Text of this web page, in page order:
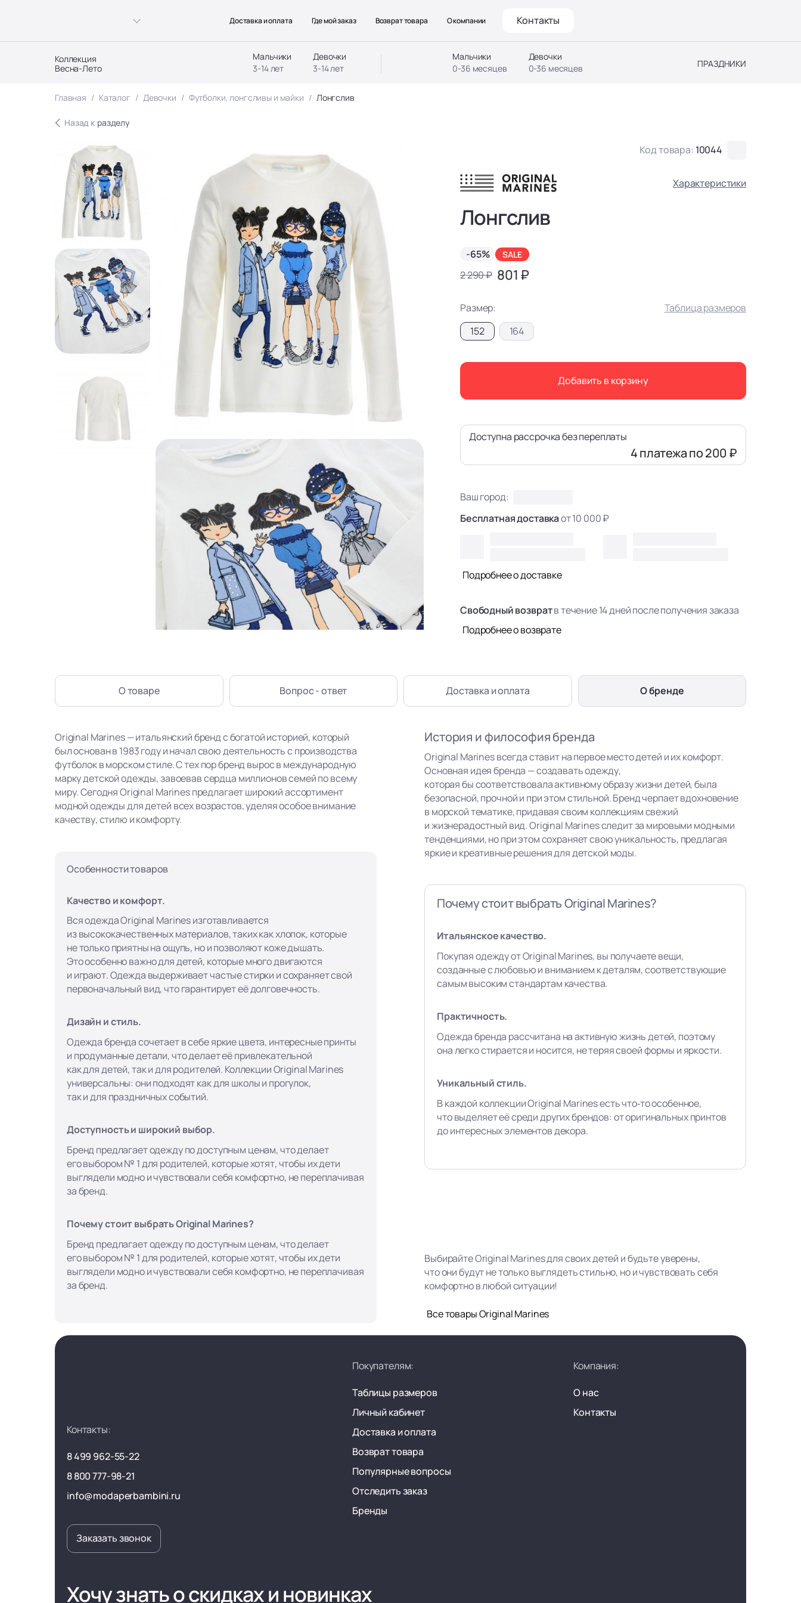
Коллекция
Весна-Лето
Мальчики
3-14 лет
Девочки
3-14 лет
Мальчики
0-36 месяцев
Девочки
0-36 месяцев
ПРАЗДНИКИ
Доставка и оплата Где мой заказ Возврат товара О компании Контакты
Главная Каталог Девочки Футболки, лонгсливы и майки Лонгслив
Назад к разделу
Код товара: 10044
Характеристики
Лонгслив
-65% SALE
2 290 ₽ 801 ₽
Размер:
Таблица размеров
152
164
Добавить в корзину
Доступна рассрочка без переплаты
4 платежапо 200 ₽
Ваш город:
Бесплатная доставкаот 10 000 ₽
Подробнее о доставке
Свободный возвратв течение 14 дней после получения заказа
Подробнее о возврате
О товаре Вопрос - ответ Доставка и оплата О бренде
Original Marines — итальянский бренд с богатой историей, который
был основан в 1983 году и начал свою деятельность с производства
футболок в морском стиле. С тех пор бренд вырос в международную
марку детской одежды, завоевав сердца миллионов семей по всему
миру. Сегодня Original Marines предлагает широкий ассортимент
модной одежды для детей всех возрастов, уделяя особое внимание
качеству, стилю и комфорту.
Особенности товаров
Качество и комфорт.
Вся одежда Original Marines изготавливается
из высококачественных материалов, таких как хлопок, которые
не только приятны на ощупь, но и позволяют коже дышать.
Это особенно важно для детей, которые много двигаются
и играют. Одежда выдерживает частые стирки и сохраняет свой
первоначальный вид, что гарантирует её долговечность.
Дизайн и стиль.
Одежда бренда сочетает в себе яркие цвета, интересные принты
и продуманные детали, что делает её привлекательной
как для детей, так и для родителей. Коллекции Original Marines
универсальны: они подходят как для школы и прогулок,
так и для праздничных событий.
Доступность и широкий выбор.
Бренд предлагает одежду по доступным ценам, что делает
его выбором № 1 для родителей, которые хотят, чтобы их дети
выглядели модно и чувствовали себя комфортно, не переплачивая
за бренд.
Почему стоит выбрать Original Marines?
Бренд предлагает одежду по доступным ценам, что делает
его выбором № 1 для родителей, которые хотят, чтобы их дети
выглядели модно и чувствовали себя комфортно, не переплачивая
за бренд.
История и философия бренда
Original Marines всегда ставит на первое место детей и их комфорт.
Основная идея бренда — создавать одежду,
которая бы соответствовала активному образу жизни детей, была
безопасной, прочной и при этом стильной. Бренд черпает вдохновение
в морской тематике, придавая своим коллекциям свежий
и жизнерадостный вид. Original Marines следит за мировыми модными
тенденциями, но при этом сохраняет свою уникальность, предлагая
яркие и креативные решения для детской моды.
Почему стоит выбрать Original Marines?
Итальянское качество.
Покупая одежду от Original Marines, вы получаете вещи,
созданные с любовью и вниманием к деталям, соответствующие
самым высоким стандартам качества.
Практичность.
Одежда бренда рассчитана на активную жизнь детей, поэтому
она легко стирается и носится, не теряя своей формы и яркости.
Уникальный стиль.
В каждой коллекции Original Marines есть что‑то особенное,
что выделяет её среди других брендов: от оригинальных принтов
до интересных элементов декора.
Выбирайте Original Marines для своих детей и будьте уверены,
что они будут не только выглядеть стильно, но и чувствовать себя
комфортно в любой ситуации!
Все товары Original Marines
Контакты:
8 499 962-55-22
8 800 777-98-21
info@modaperbambini.ru
Заказать звонок
Покупателям:
Таблицы размеров
Личный кабинет
Доставка и оплата
Возврат товара
Популярные вопросы
Отследить заказ
Бренды
Компания:
О нас
Контакты
Хочу знать о скидках и новинках